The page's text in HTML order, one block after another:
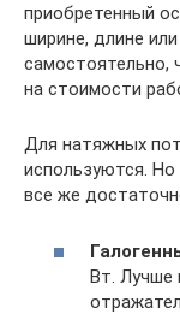
приобретенный
ширине, длине
самостоятельно,
на стоимости
Для натяжных
используются.
все же
Вт. Лучше